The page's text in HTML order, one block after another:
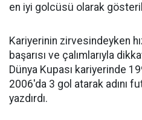
en iyi golcüsü olarak
Kariyerinin zirvesindeyken
başarısı ve çalımlarıyla
Dünya Kupası kariyerinde
2006'da 3 gol atarak adını
yazdırdı.